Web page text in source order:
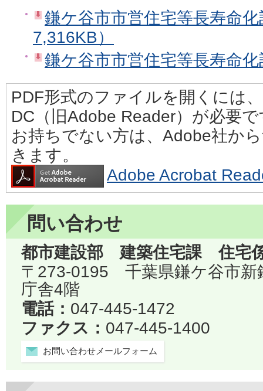
鎌ケ谷市市営住宅等長寿命
7,316KB）
鎌ケ谷市市営住宅等長寿命
PDF形式のファイルを開くには
DC（旧Adobe Reader）が必要
お持ちでない方は、Adobe社か
きます。
Adobe Acrobat
問い合わせ
都市建設部 建築住宅課 住宅
〒273-0195 千葉県鎌ケ谷市
庁舎4階
電話： 047-445-1472
ファクス： 047-445-1400
お問い合わせメールフォーム